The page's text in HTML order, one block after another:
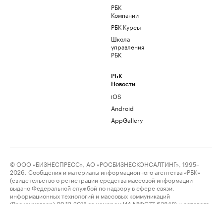
РБК
Компании
РБК Курсы
Школа
управления
РБК
РБК
Новости
iOS
Android
AppGallery
© ООО «БИЗНЕСПРЕСС», АО «РОСБИЗНЕСКОНСАЛТИНГ», 1995–
2026. Сообщения и материалы информационного агентства «РБК»
(свидетельство о регистрации средства массовой информации
выдано Федеральной службой по надзору в сфере связи,
информационных технологий и массовых коммуникаций